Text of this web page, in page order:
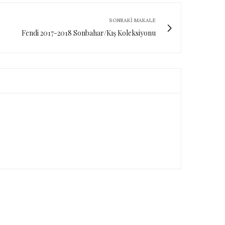
SONRAKI MAKALE
Fendi 2017-2018 Sonbahar/Kış Koleksiyonu